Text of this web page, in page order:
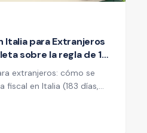
Italia para Extranjeros
sobre la regla de 183
vitales y la
en el extranjero
extranjeros: cómo se
fiscal en Italia (183 días,
los convenios para